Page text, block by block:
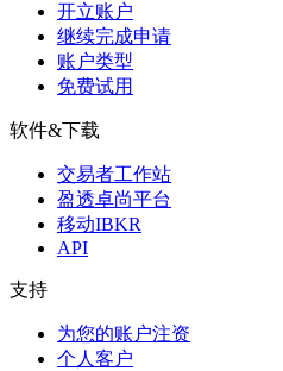
开立账户
继续完成申请
账户类型
免费试用
软件&下载
交易者工作站
盈透卓尚平台
移动IBKR
API
支持
为您的账户注资
个人客户